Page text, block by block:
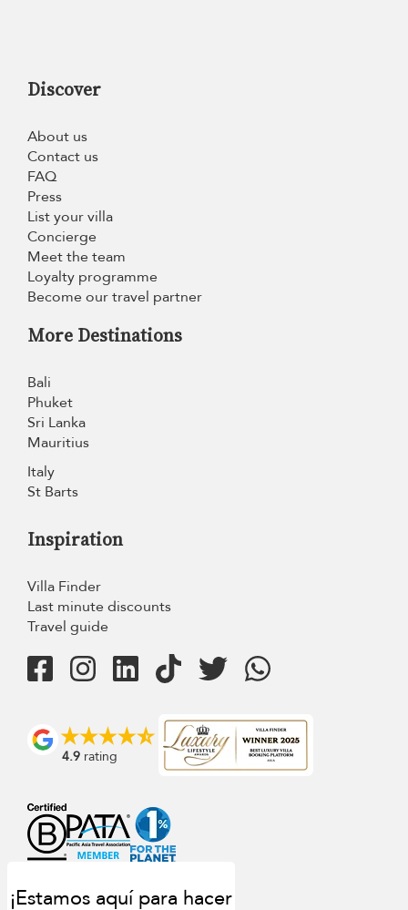
Discover
About us
Contact us
FAQ
Press
List your villa
Concierge
Meet the team
Loyalty programme
Become our travel partner
More Destinations
Bali
Phuket
Sri Lanka
Mauritius
Italy
St Barts
Inspiration
Villa Finder
Last minute discounts
Travel guide
4.9 rating